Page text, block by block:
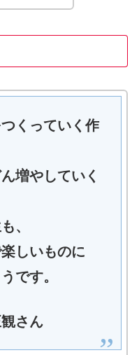
くっていく作
増やしていく
、
しいものに
です。
さん